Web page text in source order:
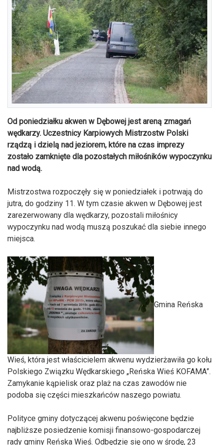
Od poniedziałku akwen w Dębowej jest areną zmagań
wędkarzy. Uczestnicy Karpiowych Mistrzostw Polski
rządzą i dzielą nad jeziorem, które na czas imprezy
zostało zamknięte dla pozostałych miłośników wypoczynku
nad wodą.
Mistrzostwa rozpoczęły się w poniedziałek i potrwają do
jutra, do godziny 11. W tym czasie akwen w Dębowej jest
zarezerwowany dla wędkarzy, pozostali miłośnicy
wypoczynku nad wodą muszą poszukać dla siebie innego
miejsca.
Gmina Reńska
Wieś, która jest właścicielem akwenu wydzierżawiła go kołu
Polskiego Związku Wędkarskiego „Reńska Wieś KOFAMA”.
Zamykanie kąpielisk oraz plaż na czas zawodów nie
podoba się części mieszkańców naszego powiatu.
Polityce gminy dotyczącej akwenu poświęcone będzie
najbliższe posiedzenie komisji finansowo-gospodarczej
rady gminy Reńska Wieś. Odbędzie się ono w środę, 23